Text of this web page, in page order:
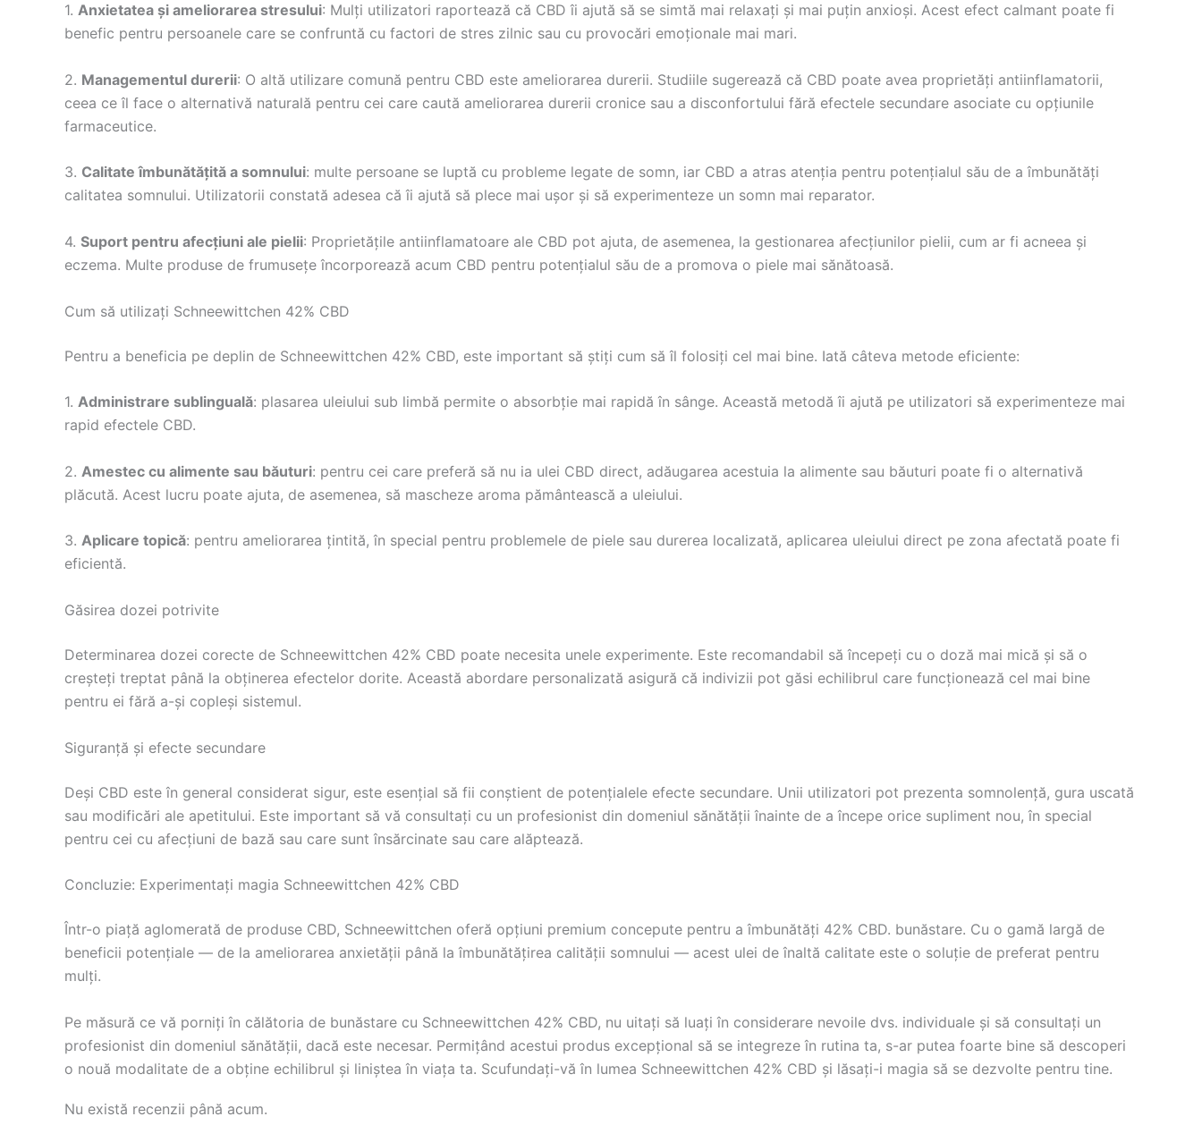
1. Anxietatea și ameliorarea stresului: Mulți utilizatori raportează că CBD îi ajută să se simtă mai relaxați și mai puțin anxioși. Acest efect calmant poate fi
benefic pentru persoanele care se confruntă cu factori de stres zilnic sau cu provocări emoționale mai mari.
2. Managementul durerii: O altă utilizare comună pentru CBD este ameliorarea durerii. Studiile sugerează că CBD poate avea proprietăți antiinflamatorii,
ceea ce îl face o alternativă naturală pentru cei care caută ameliorarea durerii cronice sau a disconfortului fără efectele secundare asociate cu opțiunile
farmaceutice.
3. Calitate îmbunătățită a somnului: multe persoane se luptă cu probleme legate de somn, iar CBD a atras atenția pentru potențialul său de a îmbunătăți
calitatea somnului. Utilizatorii constată adesea că îi ajută să plece mai ușor și să experimenteze un somn mai reparator.
4. Suport pentru afecțiuni ale pielii: Proprietățile antiinflamatoare ale CBD pot ajuta, de asemenea, la gestionarea afecțiunilor pielii, cum ar fi acneea și
eczema. Multe produse de frumusețe încorporează acum CBD pentru potențialul său de a promova o piele mai sănătoasă.
Cum să utilizați Schneewittchen 42% CBD
Pentru a beneficia pe deplin de Schneewittchen 42% CBD, este important să știți cum să îl folosiți cel mai bine. Iată câteva metode eficiente:
1. Administrare sublinguală: plasarea uleiului sub limbă permite o absorbție mai rapidă în sânge. Această metodă îi ajută pe utilizatori să experimenteze mai
rapid efectele CBD.
2. Amestec cu alimente sau băuturi: pentru cei care preferă să nu ia ulei CBD direct, adăugarea acestuia la alimente sau băuturi poate fi o alternativă
plăcută. Acest lucru poate ajuta, de asemenea, să mascheze aroma pământească a uleiului.
3. Aplicare topică: pentru ameliorarea țintită, în special pentru problemele de piele sau durerea localizată, aplicarea uleiului direct pe zona afectată poate fi
eficientă.
Găsirea dozei potrivite
Determinarea dozei corecte de Schneewittchen 42% CBD poate necesita unele experimente. Este recomandabil să începeți cu o doză mai mică și să o
creșteți treptat până la obținerea efectelor dorite. Această abordare personalizată asigură că indivizii pot găsi echilibrul care funcționează cel mai bine
pentru ei fără a-și copleși sistemul.
Siguranță și efecte secundare
Deși CBD este în general considerat sigur, este esențial să fii conștient de potențialele efecte secundare. Unii utilizatori pot prezenta somnolență, gura uscată
sau modificări ale apetitului. Este important să vă consultați cu un profesionist din domeniul sănătății înainte de a începe orice supliment nou, în special
pentru cei cu afecțiuni de bază sau care sunt însărcinate sau care alăptează.
Concluzie: Experimentați magia Schneewittchen 42% CBD
Într-o piață aglomerată de produse CBD, Schneewittchen oferă opțiuni premium concepute pentru a îmbunătăți 42% CBD. bunăstare. Cu o gamă largă de
beneficii potențiale — de la ameliorarea anxietății până la îmbunătățirea calității somnului — acest ulei de înaltă calitate este o soluție de preferat pentru
mulți.
Pe măsură ce vă porniți în călătoria de bunăstare cu Schneewittchen 42% CBD, nu uitați să luați în considerare nevoile dvs. individuale și să consultați un
profesionist din domeniul sănătății, dacă este necesar. Permițând acestui produs excepțional să se integreze în rutina ta, s-ar putea foarte bine să descoperi
o nouă modalitate de a obține echilibrul și liniștea în viața ta. Scufundați-vă în lumea Schneewittchen 42% CBD și lăsați-i magia să se dezvolte pentru tine.
Nu există recenzii până acum.